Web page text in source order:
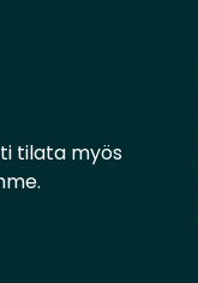
tilata myös